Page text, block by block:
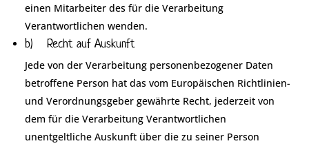
einen Mitarbeiter des für die Verarbeitung
Verantwortlichen wenden.
b) Recht auf Auskunft
Jede von der Verarbeitung personenbezogener Daten
betroffene Person hat das vom Europäischen Richtlinien-
und Verordnungsgeber gewährte Recht, jederzeit von
dem für die Verarbeitung Verantwortlichen
unentgeltliche Auskunft über die zu seiner Person